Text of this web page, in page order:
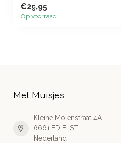
€29,95
Op voorraad
Met Muisjes
Kleine Molenstraat 4A
6661 ED ELST
Nederland